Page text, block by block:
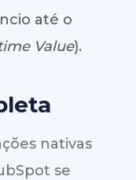
até o
Value).
nativas
se